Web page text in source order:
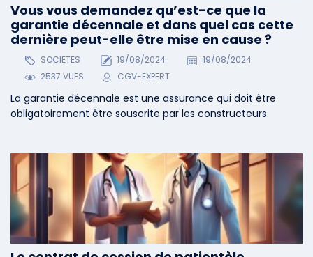
Vous vous demandez qu’est-ce que la
garantie décennale et dans quel cas cette
dernière peut-elle être mise en cause ?
SOCIETES 19/08/2024
19/08/2024
2537 VUES
CGV-EXPERT
La garantie décennale est une assurance qui doit être
obligatoirement être souscrite par les constructeurs.